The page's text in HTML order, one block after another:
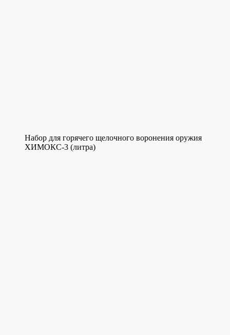
Набор для горячего щелочного воронения оружия
ХИМОКС-3 (литра)